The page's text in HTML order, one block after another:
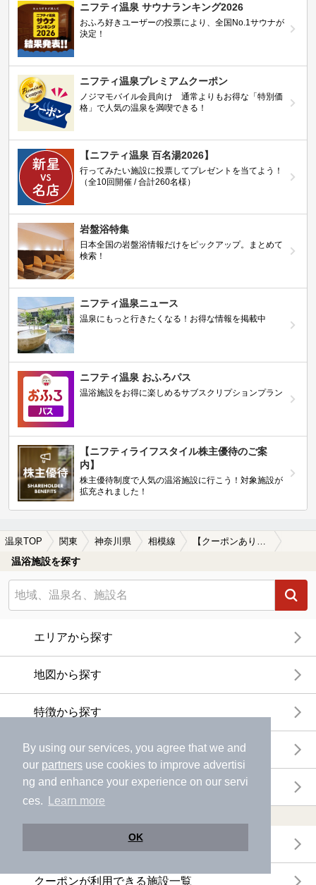
By using our services, you agree that we and
our partners use cookies to improve advertisi
ng and enhance your experience on our servi
ces.
Learn more
OK
ニフティ温泉 サウナランキング2026
おふろ好きユーザーの投票により、全国No.1サウナが
決定！
ニフティ温泉プレミアムクーポン
ノジマモバイル会員向け 通常よりもお得な「特別価
格」で人気の温泉を満喫できる！
【ニフティ温泉 百名湯2026】
行ってみたい施設に投票してプレゼントを当てよう！
（全10回開催 / 合計260名様）
岩盤浴特集
日本全国の岩盤浴情報だけをピックアップ。まとめて
検索！
ニフティ温泉ニュース
温泉にもっと行きたくなる！お得な情報を掲載中
ニフティ温泉 おふろパス
温浴施設をお得に楽しめるサブスクリプションプラン
【ニフティライフスタイル株主優待のご案
内】
株主優待制度で人気の温浴施設に行こう！対象施設が
拡充されました！
温泉TOP 関東 神奈川県 相模線
温浴施設を探す
エリアから探す
地図から探す
特徴から探す
温泉地から探す
関連キーワードから探す
電子チケットが利用できる施設一覧
クーポンが利用できる施設一覧